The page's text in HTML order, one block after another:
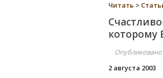
Читать >
2 августа 2003